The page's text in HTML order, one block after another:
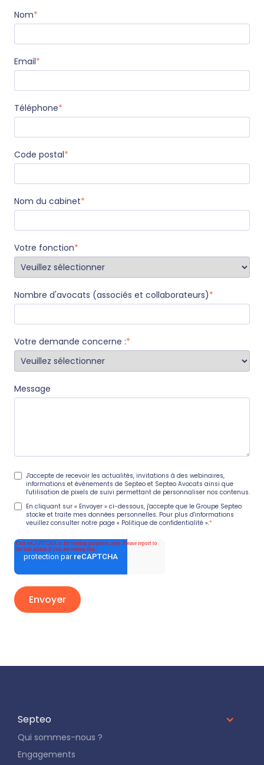
Nom*
Email*
Téléphone*
Code postal*
Nom du cabinet*
Votre fonction*
Nombre d'avocats (associés et collaborateurs)*
Votre demande concerne :*
Message
J'accepte de recevoir les actualités, invitations à des webinaires,
informations et événements de Septeo et Septeo Avocats ainsi que
l'utilisation de pixels de suivi permettant de personnaliser nos contenus.
En cliquant sur « Envoyer » ci-dessous, j'accepte que le Groupe Septeo
stocke et traite mes données personnelles. Pour plus d'informations
veuillez consulter notre page « Politique de confidentialité ».*
Septeo
Qui sommes-nous ?
Engagements